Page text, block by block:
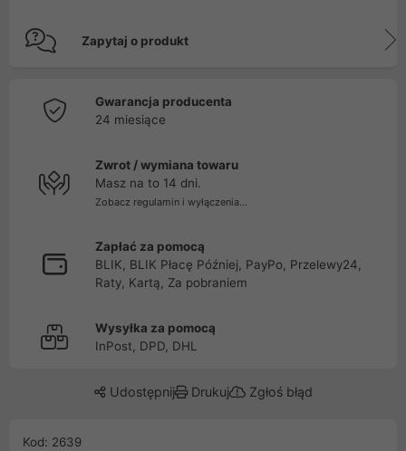
Zapytaj o produkt
Gwarancja producenta
24 miesiące
Zwrot / wymiana towaru
Masz na to 14 dni.
Zobacz regulamin i wyłączenia...
Zapłać za pomocą
BLIK, BLIK Płacę Później, PayPo, Przelewy24,
Raty, Kartą, Za pobraniem
Wysyłka za pomocą
InPost, DPD, DHL
Udostępnij Drukuj Zgłoś błąd
Kod: 2639